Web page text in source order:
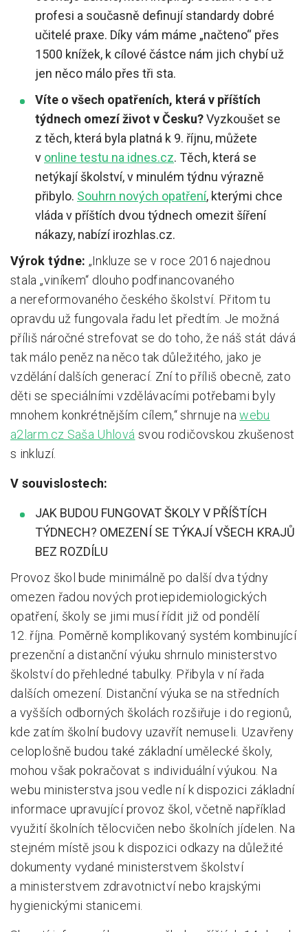
profesi a současně definují standardy dobré
učitelé praxe. Díky vám máme „načteno“ přes
1500 knížek, k cílové částce nám jich chybí už
jen něco málo přes tři sta.
Víte o všech opatřeních, která v příštích
týdnech omezí život v Česku?Vyzkoušet se
z těch, která byla platná k 9. říjnu, můžete
v online testu na idnes.cz. Těch, která se
netýkají školství, v minulém týdnu výrazně
přibylo. Souhrn nových opatření, kterými chce
vláda v příštích dvou týdnech omezit šíření
nákazy, nabízí irozhlas.cz.
Výrok týdne: „Inkluze se v roce 2016 najednou
stala „viníkem“ dlouho podfinancovaného
a nereformovaného českého školství. Přitom tu
opravdu už fungovala řadu let předtím. Je možná
příliš náročné strefovat se do toho, že náš stát dává
tak málo peněz na něco tak důležitého, jako je
vzdělání dalších generací. Zní to příliš obecně, zato
děti se speciálními vzdělávacími potřebami byly
mnohem konkrétnějším cílem,“ shrnuje nawebu
a2larm.cz Saša Uhlová svou rodičovskou zkušenost
s inkluzí.
V souvislostech:
JAK BUDOU FUNGOVAT ŠKOLY V PŘÍŠTÍCH
TÝDNECH? OMEZENÍ SE TÝKAJÍ VŠECH KRAJŮ
BEZ ROZDÍLU
Provoz škol bude minimálně po další dva týdny
omezen řadou nových protiepidemiologických
opatření, školy se jimi musí řídit již od pondělí
12. října. Poměrně komplikovaný systém kombinující
prezenční a distanční výuku shrnulo ministerstvo
školství do přehledné tabulky. Přibyla v ní řada
dalších omezení. Distanční výuka se na středních
a vyšších odborných školách rozšiřuje i do regionů,
kde zatím školní budovy uzavřít nemuseli. Uzavřeny
celoplošně budou také základní umělecké školy,
mohou však pokračovat s individuální výukou. Na
webu ministerstva jsou vedle ní k dispozici základní
informace upravující provoz škol, včetně například
využití školních tělocvičen nebo školních jídelen. Na
stejném místě jsou k dispozici odkazy na důležité
dokumenty vydané ministerstvem školství
a ministerstvem zdravotnictví nebo krajskými
hygienickými stanicemi.